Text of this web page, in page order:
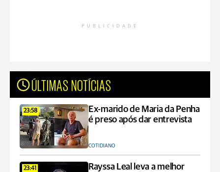
PUBLICIDADE
ÚLTIMAS NOTÍCIAS
23:58
Ex-marido de Maria da Penha
é preso após dar entrevista
COTIDIANO
23:41
Rayssa Leal leva a melhor